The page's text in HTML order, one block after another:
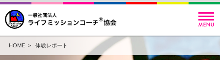
HOME> 体験レポート